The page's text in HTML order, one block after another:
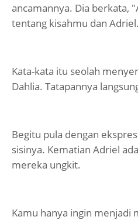
ancamannya. Dia berkata,
tentang kisahmu dan
Kata-kata itu seolah
Dahlia. Tatapannya
Begitu pula dengan
sisinya. Kematian Adriel
mereka ungkit.
Kamu hanya ingin menjadi